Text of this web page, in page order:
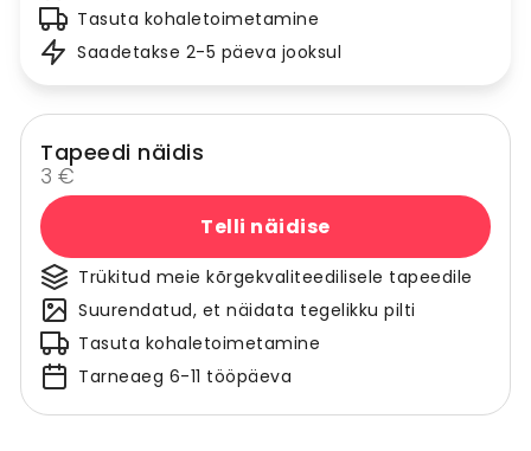
Tasuta kohaletoimetamine
Saadetakse 2-5 päeva jooksul
Tapeedi näidis
3 €
Telli näidise
Trükitud meie kõrgekvaliteedilisele tapeedile
Suurendatud, et näidata tegelikku pilti
Tasuta kohaletoimetamine
Tarneaeg 6-11 tööpäeva